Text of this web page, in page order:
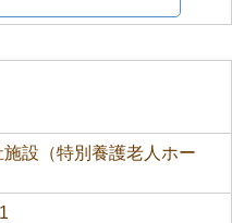
設（特別養護老人ホー